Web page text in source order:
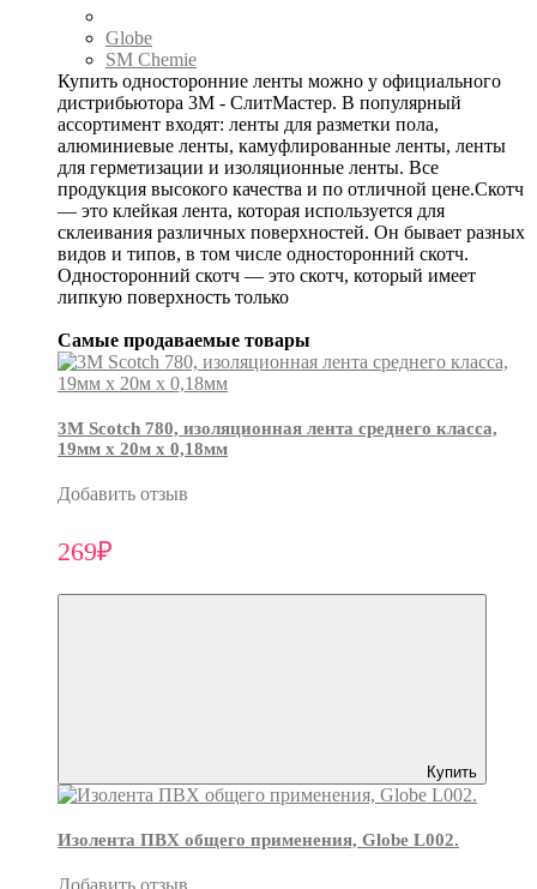
Globe
SM Chemie
Купить односторонние ленты можно у официального
дистрибьютора 3М - СлитМастер. В популярный
ассортимент входят: ленты для разметки пола,
алюминиевые ленты, камуфлированные ленты, ленты
для герметизации и изоляционные ленты. Все
продукция высокого качества и по отличной цене.Скотч
— это клейкая лента, которая используется для
склеивания различных поверхностей. Он бывает разных
видов и типов, в том числе односторонний скотч.
Односторонний скотч — это скотч, который имеет
липкую поверхность только
Самые продаваемые товары
3М Scotch 780, изоляционная лента среднего класса,
19мм х 20м х 0,18мм
Добавить отзыв
269₽
Купить
Изолента ПВХ общего применения, Globe L002.
Добавить отзыв